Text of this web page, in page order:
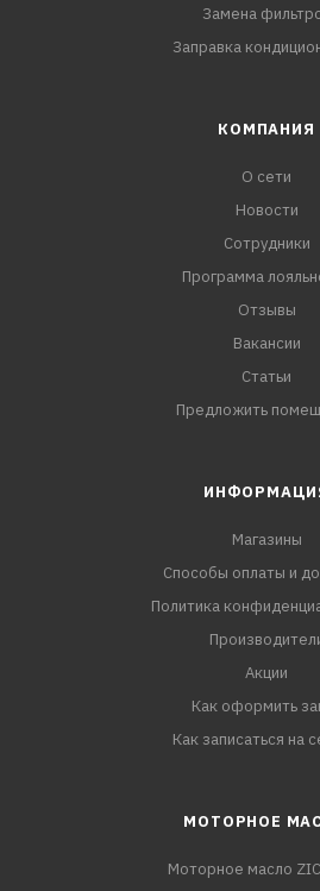
Замена
Заправка
КОМПАНИЯ
О сети
Новости
Сотрудники
Программа
Отзывы
Вакансии
Статьи
Предложить
Магазины
Способы оплаты и
Политика
Акции
Как оформить
Как записаться на
МОТОРНОЕ
Моторное масло